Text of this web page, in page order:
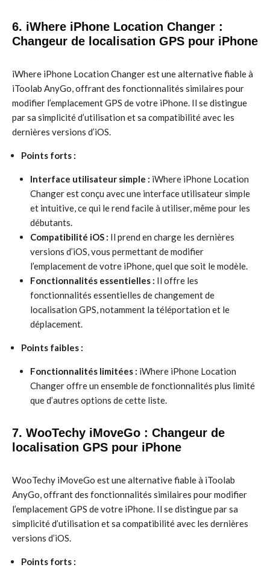
6. iWhere iPhone Location Changer :
Changeur de localisation GPS pour iPhone
iWhere iPhone Location Changer est une alternative fiable à
iToolab AnyGo, offrant des fonctionnalités similaires pour
modifier l’emplacement GPS de votre iPhone. Il se distingue
par sa simplicité d’utilisation et sa compatibilité avec les
dernières versions d’iOS.
Points forts :
Interface utilisateur simple : iWhere iPhone Location
Changer est conçu avec une interface utilisateur simple
et intuitive, ce qui le rend facile à utiliser, même pour les
débutants.
Compatibilité iOS : Il prend en charge les dernières
versions d’iOS, vous permettant de modifier
l’emplacement de votre iPhone, quel que soit le modèle.
Fonctionnalités essentielles : Il offre les
fonctionnalités essentielles de changement de
localisation GPS, notamment la téléportation et le
déplacement.
Points faibles :
Fonctionnalités limitées : iWhere iPhone Location
Changer offre un ensemble de fonctionnalités plus limité
que d’autres options de cette liste.
7. WooTechy iMoveGo : Changeur de
localisation GPS pour iPhone
WooTechy iMoveGo est une alternative fiable à iToolab
AnyGo, offrant des fonctionnalités similaires pour modifier
l’emplacement GPS de votre iPhone. Il se distingue par sa
simplicité d’utilisation et sa compatibilité avec les dernières
versions d’iOS.
Points forts :